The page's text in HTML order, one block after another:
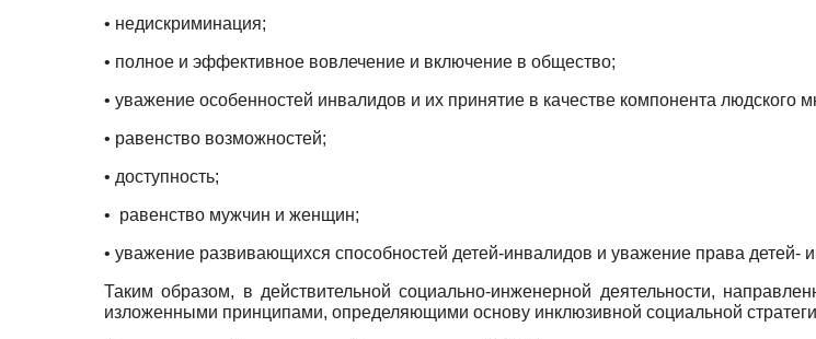
• недискриминация;
• полное и эффективное вовлечение и включение в общество;
• уважение особенностей инвалидов и их принятие в качестве компонента людского
• равенство возможностей;
• доступность;
• равенство мужчин и женщин;
• уважение развивающихся способностей детей-инвалидов и уважение права детей-
Таким образом, в действительной социально-инженерной деятельности,
изложенными принципами, определяющими основу инклюзив­ной социальной